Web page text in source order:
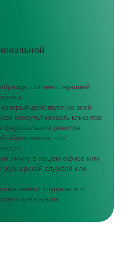
соответствующий
действует на всей
консультировать клиентов
федеральном реестре
образовании, что
лично в нашем офисе или
(курьерской службой или
имеют слушатели с